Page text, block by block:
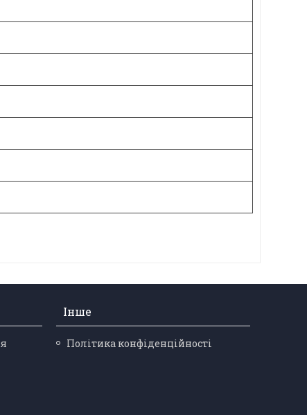
Інше
Політика конфіденційності